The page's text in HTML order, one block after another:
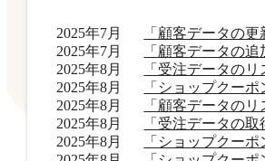
2025年7月
「顧客データの
2025年7月
2025年8月
2025年8月
2025年8月
2025年8月
2025年8月